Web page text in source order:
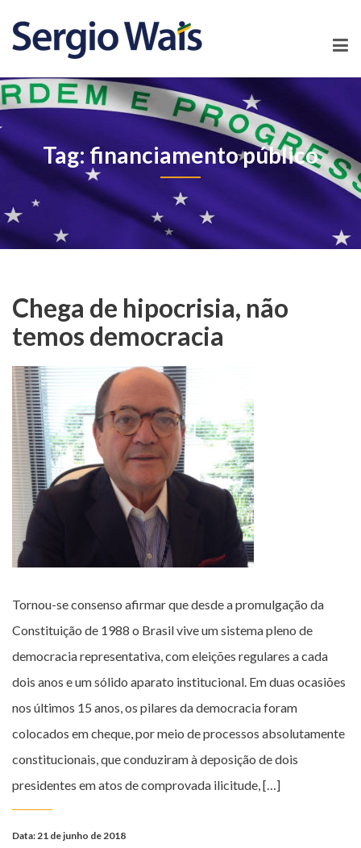
Tag: financiamento público
Chega de hipocrisia, não
temos democracia
Tornou-se consenso afirmar que desde a promulgação da
Constituição de 1988 o Brasil vive um sistema pleno de
democracia representativa, com eleições regulares a cada
dois anos e um sólido aparato institucional. Em duas ocasiões
nos últimos 15 anos, os pilares da democracia foram
colocados em cheque, por meio de processos absolutamente
constitucionais, que conduziram à deposição de dois
presidentes em atos de comprovada ilicitude, […]
Data: 21 de junho de 2018